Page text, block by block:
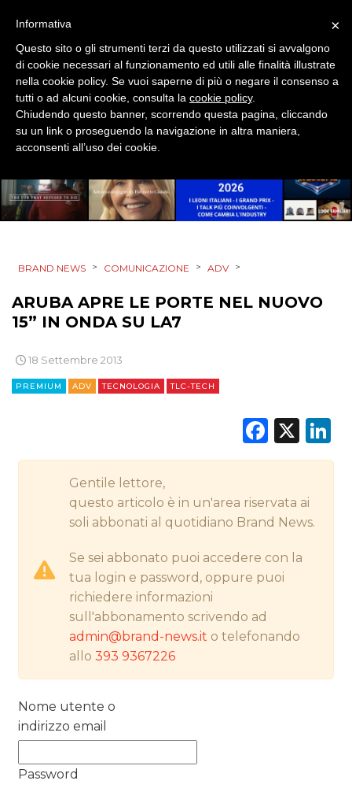
SPONSOR
DESIGN
EVENTI
PROMOZIONI
PRODOTTI
PUNTI VENDITA
STRATEGIE
CINEMA
DIGITALE
ESTERNA
RADIO / AUDIO
DATI
BRAND NEWS > COMUNICAZIONE > ADV >
ARUBA APRE LE PORTE NEL NUOVO
15” IN ONDA SU LA7
18 Settembre 2013
PREMIUM ADV TECNOLOGIA TLC-TECH
X
Gentile lettore,
questo articolo è in un'area riservata ai
soli abbonati al quotidiano Brand News.
Se sei abbonato puoi accedere con la
tua login e password, oppure puoi
richiedere informazioni
sull'abbonamento scrivendo ad
admin@brand-news.it o telefonando
allo393 9367226
Nome utente o
indirizzo email
Password
×
Informativa
Questo sito o gli strumenti terzi da questo utilizzati si avvalgono
di cookie necessari al funzionamento ed utili alle finalità illustrate
nella cookie policy. Se vuoi saperne di più o negare il consenso a
tutti o ad alcuni cookie, consulta la cookie policy.
Chiudendo questo banner, scorrendo questa pagina, cliccando
su un link o proseguendo la navigazione in altra maniera,
acconsenti all’uso dei cookie.